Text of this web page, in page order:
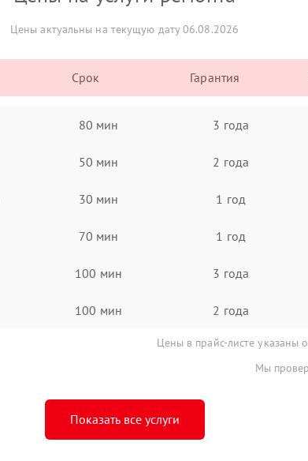
Цены актуальны на текущую дату 06.08.2026
Срок Гарантия
80 мин 3 года
50 мин 2 года
30 мин 1 год
70 мин 1 год
100 мин 3 года
100 мин 2 года
Цены в прайс-листе указаны
Мы
Показать все услуги